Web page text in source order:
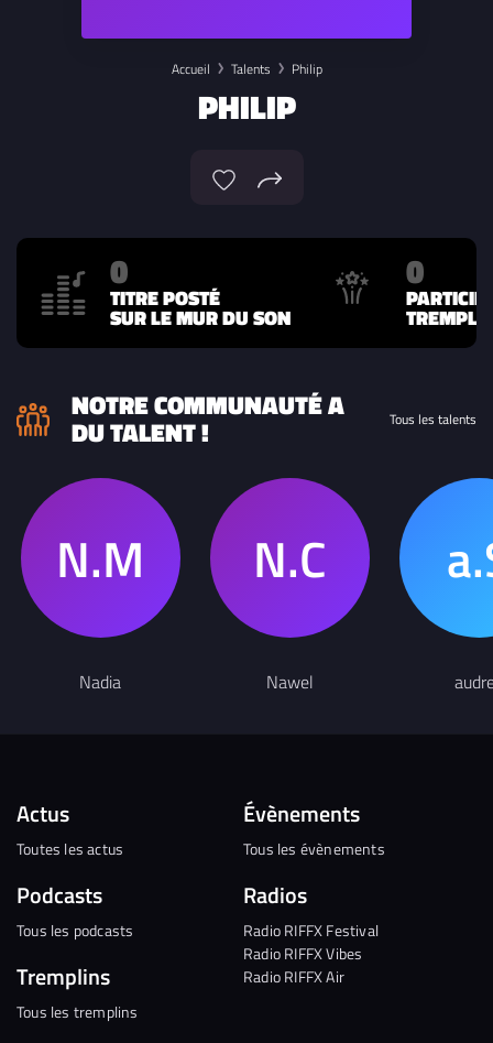
Accueil Talents Philip
PHILIP
0
TITRE POSTÉ
SUR LE MUR DU SON
0
NOTRE COMMUNAUTÉ A
DU TALENT ! Tous les talents
Nadia Nawel
Actus
Toutes les actus
Podcasts
Tous les podcasts
Tremplins
Tous les tremplins
Évènements
Tous les évènements
Radios
Radio RIFFX Festival
Radio RIFFX Vibes
Radio RIFFX Air